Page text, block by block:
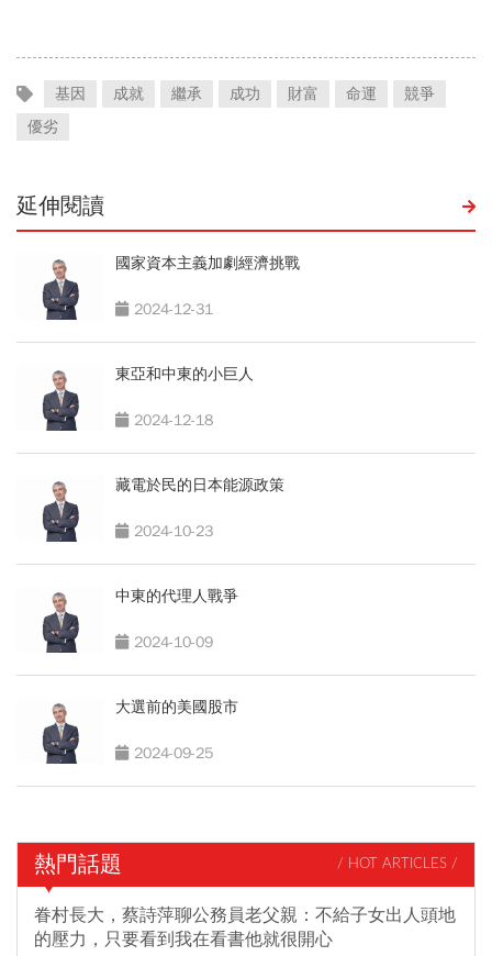
基因 成就 繼承 成功 財富 命運
競爭
優劣
延伸閱讀
國家資本主義加劇經濟挑戰
2024-12-31
東亞和中東的小巨人
2024-12-18
藏電於民的日本能源政策
2024-10-23
中東的代理人戰爭
2024-10-09
大選前的美國股市
2024-09-25
熱門話題 / HOT ARTICLES /
眷村長大，蔡詩萍聊公務員老父親：不給子女出人頭地
的壓力，只要看到我在看書他就很開心